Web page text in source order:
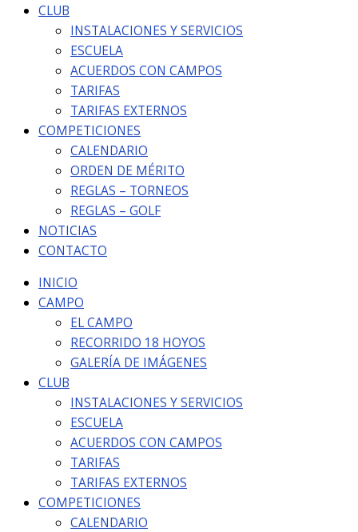
CLUB
INSTALACIONES Y SERVICIOS
ESCUELA
ACUERDOS CON CAMPOS
TARIFAS
TARIFAS EXTERNOS
COMPETICIONES
CALENDARIO
ORDEN DE MÉRITO
REGLAS – TORNEOS
REGLAS – GOLF
NOTICIAS
CONTACTO
INICIO
CAMPO
EL CAMPO
RECORRIDO 18 HOYOS
GALERÍA DE IMÁGENES
CLUB
INSTALACIONES Y SERVICIOS
ESCUELA
ACUERDOS CON CAMPOS
TARIFAS
TARIFAS EXTERNOS
COMPETICIONES
CALENDARIO